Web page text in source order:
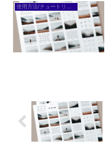
使用方法/チュートリアル